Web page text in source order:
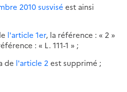
2010 susvisé est ainsi
l'article 1er, la référence : « 2 »
: « L. 111-1 » ;
de l'article 2 est supprimé ;